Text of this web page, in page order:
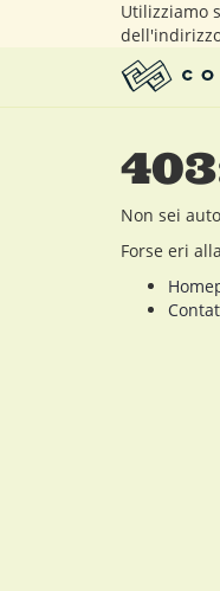
Utilizziamo
Non sei
Forse eri